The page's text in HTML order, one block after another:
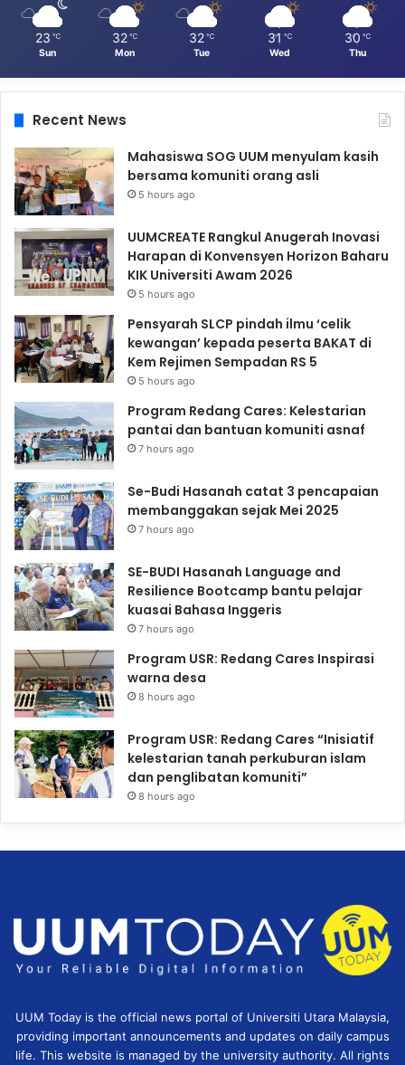
23 ℃
Sun
32 ℃
Mon
32 ℃
Tue
31 ℃
Wed
30 ℃
Thu
Recent News
Mahasiswa SOG UUM menyulam kasih
bersama komuniti orang asli
5 hours ago
UUMCREATE Rangkul Anugerah Inovasi
Harapan di Konvensyen Horizon Baharu
KIK Universiti Awam 2026
5 hours ago
Pensyarah SLCP pindah ilmu ‘celik
kewangan’ kepada peserta BAKAT di
Kem Rejimen Sempadan RS 5
5 hours ago
Program Redang Cares: Kelestarian
pantai dan bantuan komuniti asnaf
7 hours ago
Se-Budi Hasanah catat 3 pencapaian
membanggakan sejak Mei 2025
7 hours ago
SE-BUDI Hasanah Language and
Resilience Bootcamp bantu pelajar
kuasai Bahasa Inggeris
7 hours ago
Program USR: Redang Cares Inspirasi
warna desa
8 hours ago
Program USR: Redang Cares “Inisiatif
kelestarian tanah perkuburan islam
dan penglibatan komuniti”
8 hours ago
UUM Today is the official news portal of Universiti Utara Malaysia,
providing important announcements and updates on daily campus
life. This website is managed by the university authority. All rights